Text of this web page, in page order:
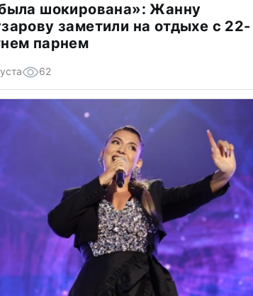
шокирована»: Жанну
заметили на отдыхе с 22-
парнем
62